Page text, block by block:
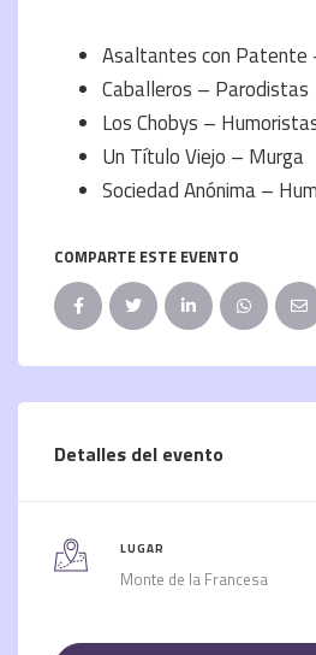
Asaltantes con Patente
Caballeros – Parodistas
Los Chobys –
Un Título Viejo – Murga
Sociedad Anónima –
COMPARTE ESTE EVENTO
Detalles del evento
LUGAR
Monte de la Francesa